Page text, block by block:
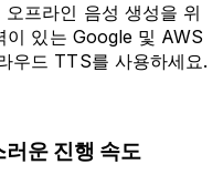
프라인 음성 생성을 위
이 있는 Google 및 AWS
우드 TTS를 사용하세요.
운 진행 속도